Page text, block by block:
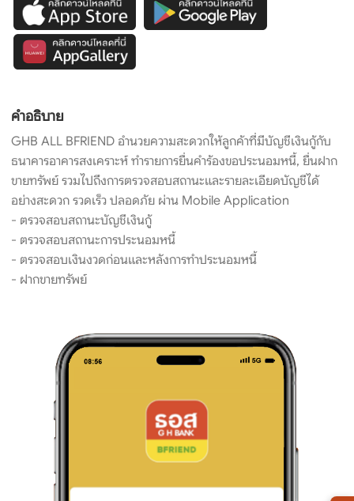
เว็บแอปพลิเคชัน
เครื่องบริการอิเล็กทรอนิกส์
คำอธิบาย
GHB ALL BFRIEND อำนวยความสะดวกให้ลูกค้าที่มีบัญชีเงินกู้กับ
ธนาคารอาคารสงเคราะห์ ทำรายการยื่นคำร้องขอประนอมหนี้, ยื่นฝาก
ขายทรัพย์ รวมไปถึงการตรวจสอบสถานะและรายละเอียดบัญชีได้
อย่างสะดวก รวดเร็ว ปลอดภัย ผ่าน Mobile Application
- ตรวจสอบสถานะบัญชีเงินกู้
- ตรวจสอบสถานะการประนอมหนี้
- ตรวจสอบเงินงวดก่อนและหลังการทำประนอมหนี้
- ฝากขายทรัพย์